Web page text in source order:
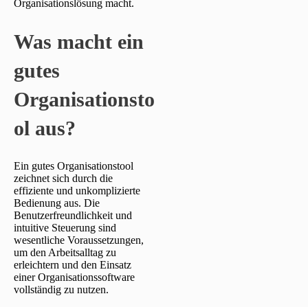
Organisationslösung macht.
Was macht ein
gutes
Organisationsto
ol aus?
Ein gutes Organisationstool
zeichnet sich durch die
effiziente und unkomplizierte
Bedienung aus. Die
Benutzerfreundlichkeit und
intuitive Steuerung sind
wesentliche Voraussetzungen,
um den Arbeitsalltag zu
erleichtern und den Einsatz
einer Organisationssoftware
vollständig zu nutzen.